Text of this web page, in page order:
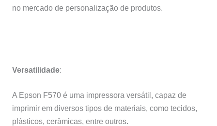
no mercado de personalização de produtos.
Versatilidade:
A Epson F570 é uma impressora versátil, capaz de
imprimir em diversos tipos de materiais, como tecidos,
plásticos, cerâmicas, entre outros.